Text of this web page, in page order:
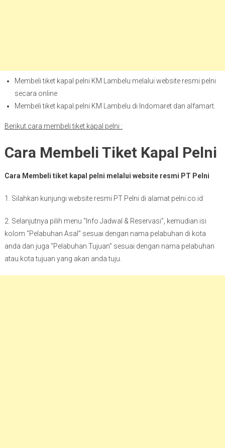
Membeli tiket kapal pelni KM Lambelu melalui website resmi pelni
secara online
Membeli tiket kapal pelni KM Lambelu di Indomaret dan alfamart.
Berikut cara membeli tiket kapal pelni :
Cara Membeli Tiket Kapal Pelni
Cara Membeli tiket kapal pelni melalui website resmi PT Pelni
1. Silahkan kunjungi website resmi PT Pelni di alamat pelni.co.id
2. Selanjutnya pilih menu “Info Jadwal & Reservasi”, kemudian isi
kolom “Pelabuhan Asal” sesuai dengan nama pelabuhan di kota
anda dan juga “Pelabuhan Tujuan” sesuai dengan nama pelabuhan
atau kota tujuan yang akan anda tuju.